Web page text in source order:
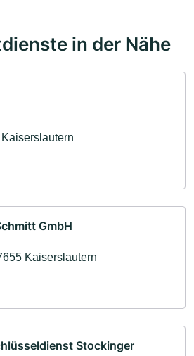
in der Nähe
GmbH
Kaiserslautern
Stockinger